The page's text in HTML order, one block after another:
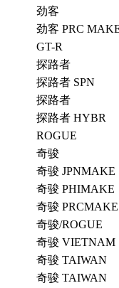
劲客
劲客 PRC
GT-R
探路者
探路者 SPN
探路者
探路者 HYBR
ROGUE
奇骏
奇骏 JPNMAKE
奇骏 PHIMAKE
奇骏 PRCMAKE
奇骏/ROGUE
奇骏 VIETNAM
奇骏 TAIWAN
奇骏 TAIWAN